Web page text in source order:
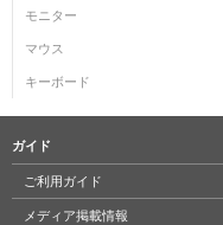
モニター
マウス
キーボード
ガイド
ご利用ガイド
メディア掲載情報